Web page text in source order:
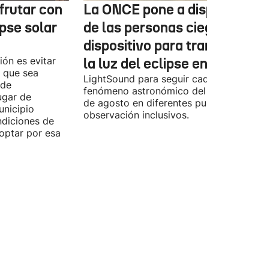
con
solar
es evitar
sea
de
de
por esa
La ONCE pone a
de las personas ciegas un
dispositivo para
la luz del eclipse en
LightSound para seguir cada fase del
fenómeno astronómico del próximo
de agosto en diferentes puntos de
observación inclusivos.